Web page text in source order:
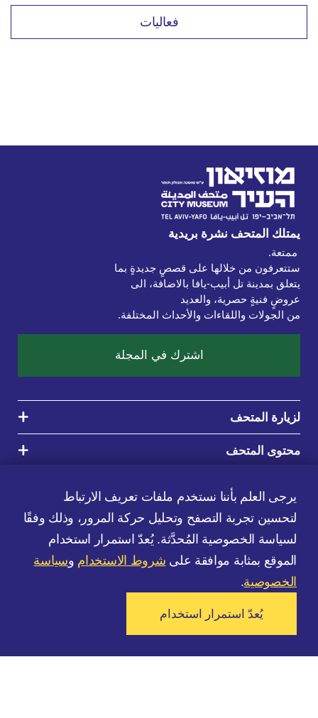
تعالوا لزيارة المتحف
يرجى العلم بأننا نستخدم ملفات تعريف الارتباط
لتحسين تجربة التصفح وتحليل حركة المرور، وذلك وفقًا
لسياسة الخصوصية المُحدَّثة. يُعدّ استمرار استخدام
الموقع بمثابة موافقة على شروط الاستخدام وسياسة
الخصوصية.
يُعدّ استمرار استخدام
فعاليات
يمتلك المتحف نشرة بريدية
من الجولات واللقاءات والأحداث المختلفة.
اشترك في المجلة
لزيارة المتحف
محتوى المتحف
الشروط والخصوصية